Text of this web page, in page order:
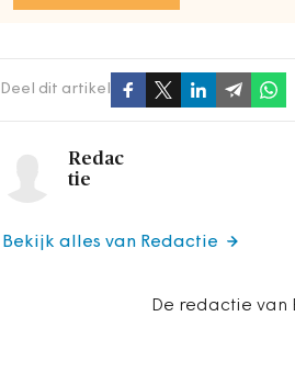
Deel dit artikel
Redac
tie
De redactie van
Bekijk alles van Redactie